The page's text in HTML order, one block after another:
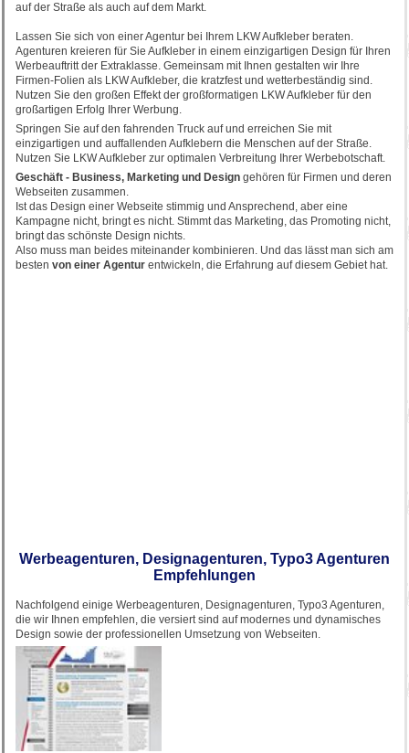
auf der Straße als auch auf dem Markt.
Lassen Sie sich von einer Agentur bei Ihrem LKW Aufkleber beraten.
Agenturen kreieren für Sie Aufkleber in einem einzigartigen Design für Ihren
Werbeauftritt der Extraklasse. Gemeinsam mit Ihnen gestalten wir Ihre
Firmen-Folien als LKW Aufkleber, die kratzfest und wetterbeständig sind.
Nutzen Sie den großen Effekt der großformatigen LKW Aufkleber für den
großartigen Erfolg Ihrer Werbung.
Springen Sie auf den fahrenden Truck auf und erreichen Sie mit
einzigartigen und auffallenden Aufklebern die Menschen auf der Straße.
Nutzen Sie LKW Aufkleber zur optimalen Verbreitung Ihrer Werbebotschaft.
Geschäft - Business, Marketing und Design gehören für Firmen und deren
Webseiten zusammen.
Ist das Design einer Webseite stimmig und Ansprechend, aber eine
Kampagne nicht, bringt es nicht. Stimmt das Marketing, das Promoting nicht,
bringt das schönste Design nichts.
Also muss man beides miteinander kombinieren. Und das lässt man sich am
besten von einer Agentur entwickeln, die Erfahrung auf diesem Gebiet hat.
Werbeagenturen, Designagenturen, Typo3 Agenturen
Empfehlungen
Nachfolgend einige Werbeagenturen, Designagenturen, Typo3 Agenturen,
die wir Ihnen empfehlen, die versiert sind auf modernes und dynamisches
Design sowie der professionellen Umsetzung von Webseiten.